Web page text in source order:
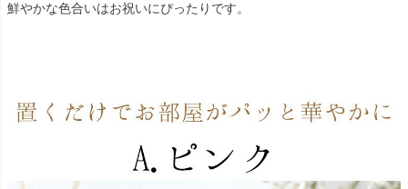
鮮やかな色合いはお祝いにぴったりです。